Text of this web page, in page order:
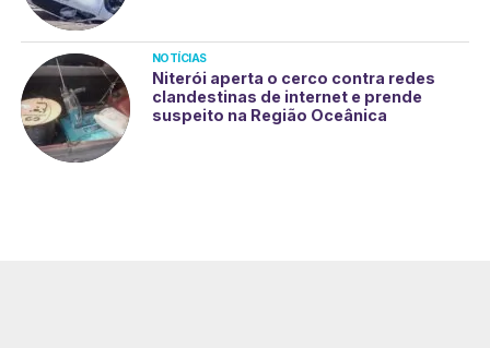
NOTÍCIAS
Niterói aperta o cerco contra redes
clandestinas de internet e prende
suspeito na Região Oceânica